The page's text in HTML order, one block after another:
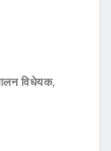
विधेयक,